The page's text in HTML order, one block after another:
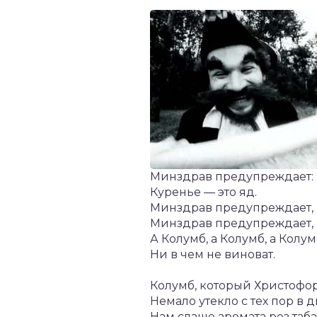
Минздрав предупреждает:
Куренье — это яд.
Минздрав предупреждает,
Минздрав предупреждает,
А Колумб, а Колумб, а
Ни в чем не виноват.
Колумб, который
Немало утекло с тех пор в